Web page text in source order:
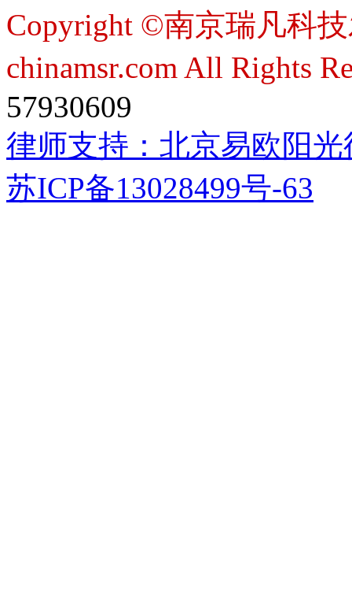
Copyright ©南京瑞凡科
chinamsr.com All Rights
57930609
律师支持： 北京易欧阳
苏ICP备13028499号-63